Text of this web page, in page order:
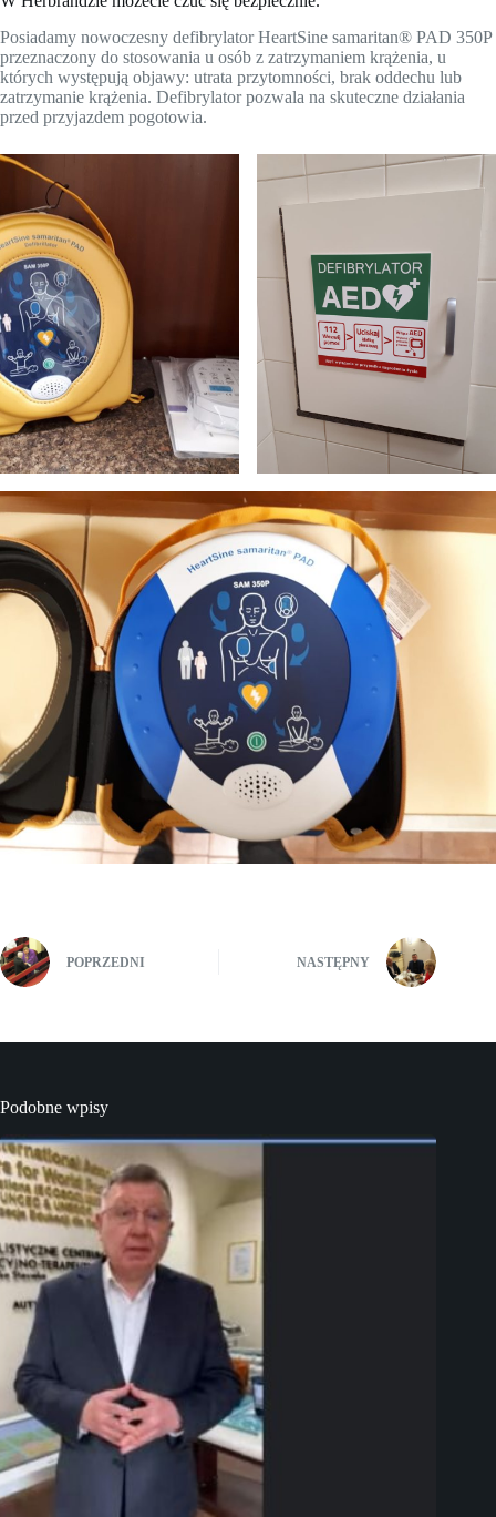
Posiadamy nowoczesny defibrylator HeartSine samaritan® PAD 350P
przeznaczony do stosowania u osób z zatrzymaniem krążenia, u
których występują objawy: utrata przytomności, brak oddechu lub
zatrzymanie krążenia. Defibrylator pozwala na skuteczne działania
przed przyjazdem pogotowia.
POPRZEDNI NASTĘPNY
Podobne wpisy